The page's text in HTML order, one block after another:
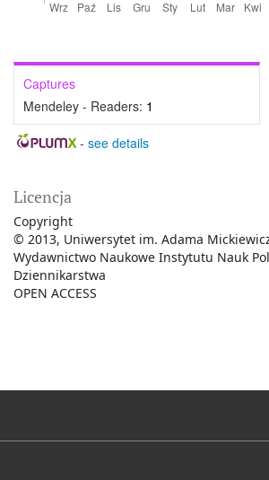
Captures
Mendeley - Readers: 1
- see details
Licencja
Copyright
© 2013, Uniwersytet im. Adama
Wydawnictwo Naukowe Instytutu Nauk
Dziennikarstwa
OPEN ACCESS